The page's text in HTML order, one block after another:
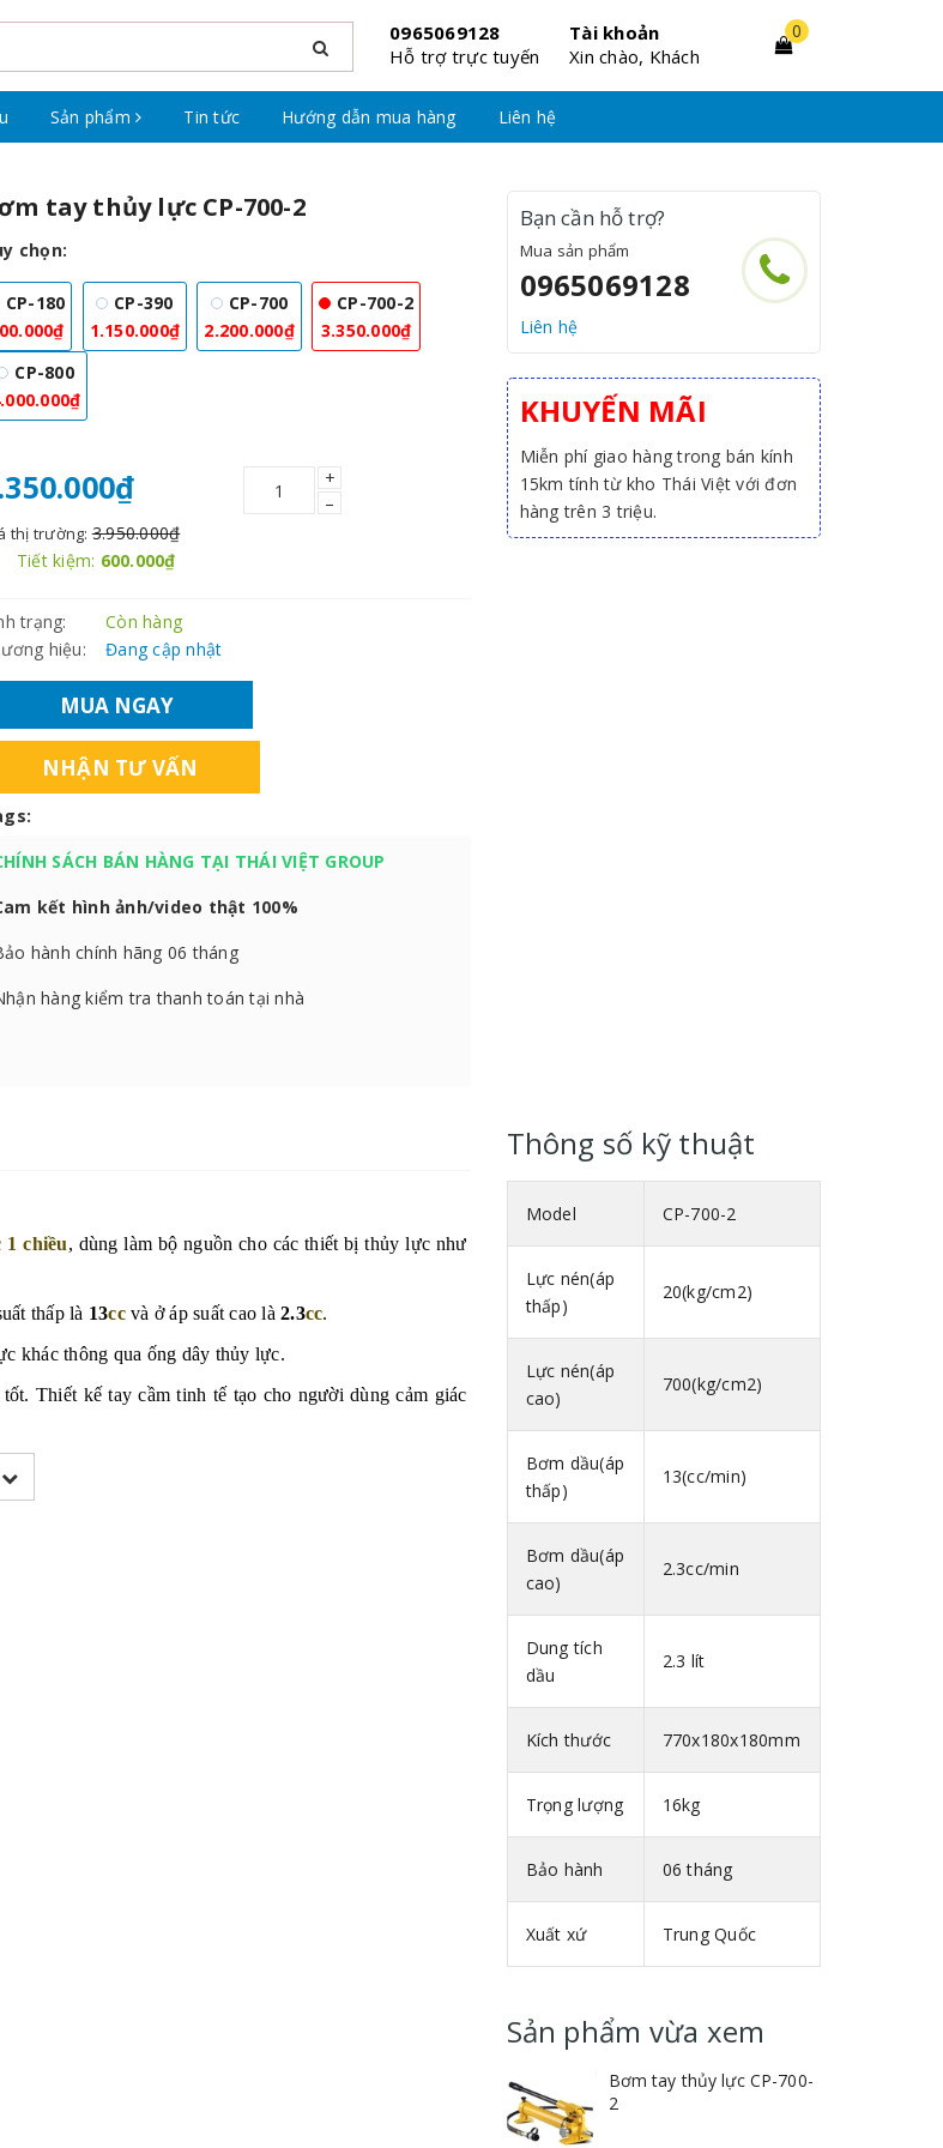
0965069128
Hỗ trợ trực tuyến
Tài khoản
Xin chào, Khách
0
Sản phẩm Tin tức Hướng dẫn mua hàng Liên hệ
tay thủy lực CP-700-2
chọn:
CP-180
CP-390
1.150.000₫
CP-700
2.200.000₫
CP-700-2
3.350.000₫
CP-800
thị trường:3.950.000₫
Tiết kiệm: 600.000₫
+
–
trạng:
Còn hàng
hiệu:
Đang cập nhật
MUA NGAY
NHẬN TƯ VẤN
SÁCH BÁN HÀNG TẠI THÁI VIỆT GROUP
kết hình ảnh/video thật 100%
hành chính hãng 06 tháng
hàng kiểm tra thanh toán tại nhà
Bạn cần hỗ trợ?
Mua sản phẩm
0965069128
Liên hệ
KHUYẾN MÃI
Miễn phí giao hàng trong bán kính
15km tính từ kho Thái Việt với đơn
hàng trên 3 triệu.
chiều, dùng làm bộ nguồn cho các thiết bị thủy lực như
thấp là 13ccvà ở áp suất cao là 2.3cc.
khác thông qua ống dây thủy lực.
Thiết kế tay cầm tinh tế tạo cho người dùng cảm giác
công trình xây dựng, giúp người sử dụng tiết kiệm
Thông số kỹ thuật
Model CP-700-2
Lực nén(áp
thấp)
20(kg/cm2)
Lực nén(áp
cao)
700(kg/cm2)
Bơm dầu(áp
thấp)
13(cc/min)
Bơm dầu(áp
cao)
2.3cc/min
Dung tích
dầu
2.3 lít
Kích thước 770x180x180mm
Trọng lượng 16kg
Bảo hành 06 tháng
Xuất xứ Trung Quốc
Sản phẩm vừa xem
Bơm tay thủy lực CP-700-
2